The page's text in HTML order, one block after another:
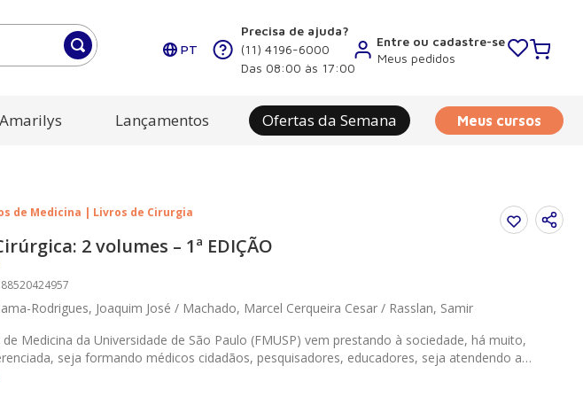
PT
Precisa de ajuda?
(11) 4196-6000
Das 08:00 às 17:00
Entre ou cadastre-se
Meus pedidos
Lançamentos Ofertas da Semana Meus cursos
de Medicina | Livros de Cirurgia
2 volumes – 1ª EDIÇÃO
Rodrigues, Joaquim José / Machado, Marcel Cerqueira Cesar / Rasslan, Samir
de Medicina da Universidade de São Paulo (FMUSP) vem prestando à sociedade, há muito,
seja formando médicos cidadãos, pesquisadores, educadores, seja atendendo a
seu Hospital das Clínicas em São Paulo. Liderados pelos Professores Joaquim José Gama-